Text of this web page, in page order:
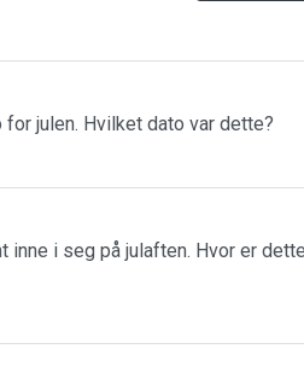
julen. Hvilket dato var dette?
inne i seg på julaften. Hvor er